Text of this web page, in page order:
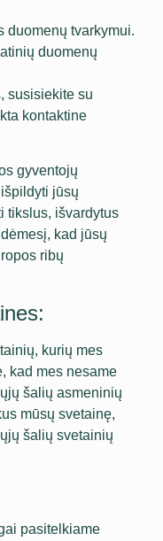
duomenų tvarkymui.
duomenų
susisiekite su
kontaktine
gyventojų
jūsų
tikslus, išvardytus
kad jūsų
ribų
kurių mes
kad mes nesame
šalių asmeninių
mūsų svetainę,
šalių svetainių
pasitelkiame